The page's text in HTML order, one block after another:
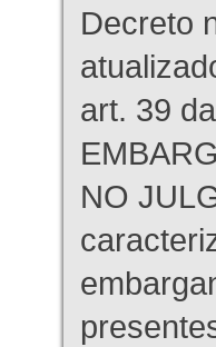
Decreto
art. 39
NO